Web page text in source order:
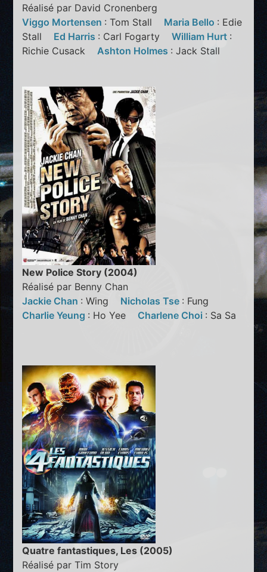
Réalisé par David Cronenberg
Viggo Mortensen : Tom Stall Maria Bello : Edie
Stall Ed Harris : Carl FogartyWilliam Hurt :
Richie CusackAshton Holmes : Jack Stall
New Police Story (2004)
Réalisé par Benny Chan
Jackie Chan : Wing Nicholas Tse : Fung
Charlie Yeung : Ho Yee Charlene Choi : Sa Sa
Quatre fantastiques, Les (2005)
Réalisé par Tim Story